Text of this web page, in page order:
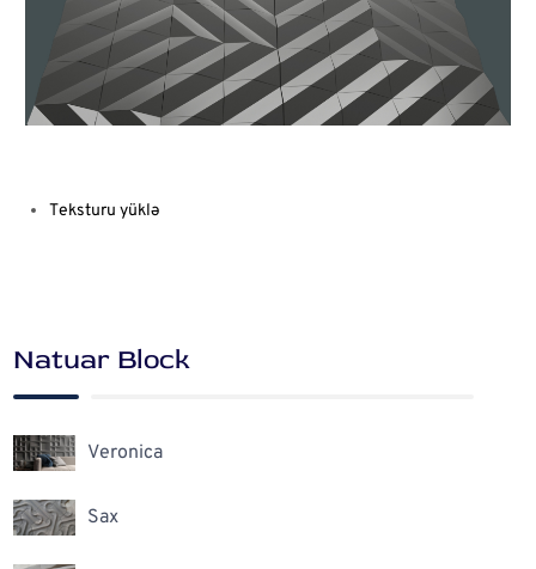
Teksturu yüklə
Natuar Block
Veronica
Sax